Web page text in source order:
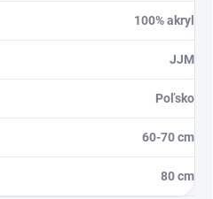
100% akryl
JJM
Poľsko
60-70 cm
80 cm